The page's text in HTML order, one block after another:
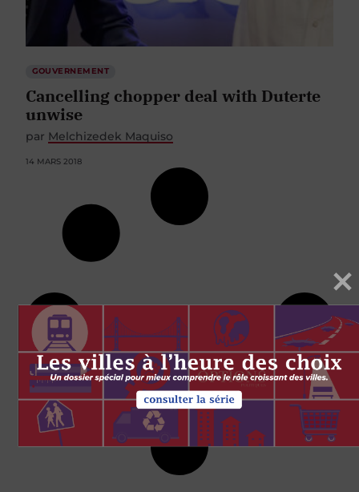
GOUVERNEMENT
Cancelling chopper deal with Duterte
unwise
par Melchizedek Maquiso
14 MARS 2018